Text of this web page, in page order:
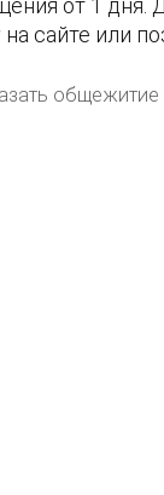
на сайте или
общежитие